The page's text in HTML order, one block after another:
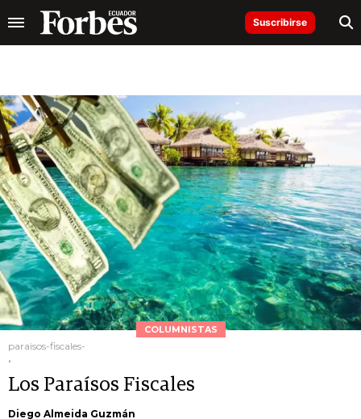
Suscribirse
COLUMNISTAS
paraisos-fiscales-
.
Los Paraísos Fiscales
Diego Almeida Guzmán